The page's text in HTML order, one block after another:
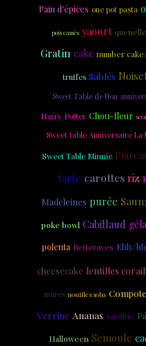
Pain d'épices one pot pasta
pois cassés yaourt
Gratin cake number
truffes Sablés
Sweet Table de Non
Harry Potter Chou-fleur
Sweet table Anniversaire La
Sweet Table Minnie
tarte carottes riz
Madeleines purée
poke bowl Cabillaud
polenta Betteraves Ebly/
cheesecake lentilles corail
mûres nouilles soba Compote
Verrine Ananas sardine
Halloween Semoule